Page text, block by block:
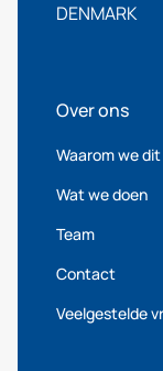
DENMARK
Over ons
Waarom we
Wat we doen
Team
Contact
Veelgestelde